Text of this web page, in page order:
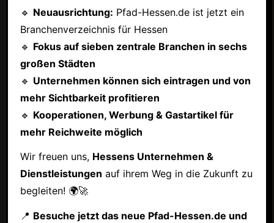
🔹 Neuausrichtung: Pfad-Hessen.de ist jetzt ein
Branchenverzeichnis für Hessen
🔹 Fokus auf sieben zentrale Branchen in sechs
großen Städten
🔹 Unternehmen können sich eintragen und von
mehr Sichtbarkeit profitieren
🔹 Kooperationen, Werbung & Gastartikel für
mehr Reichweite möglich
Wir freuen uns, Hessens Unternehmen &
Dienstleistungen auf ihrem Weg in die Zukunft zu
begleiten! 🌍🚀
📍 Besuche jetzt das neue Pfad-Hessen.de und